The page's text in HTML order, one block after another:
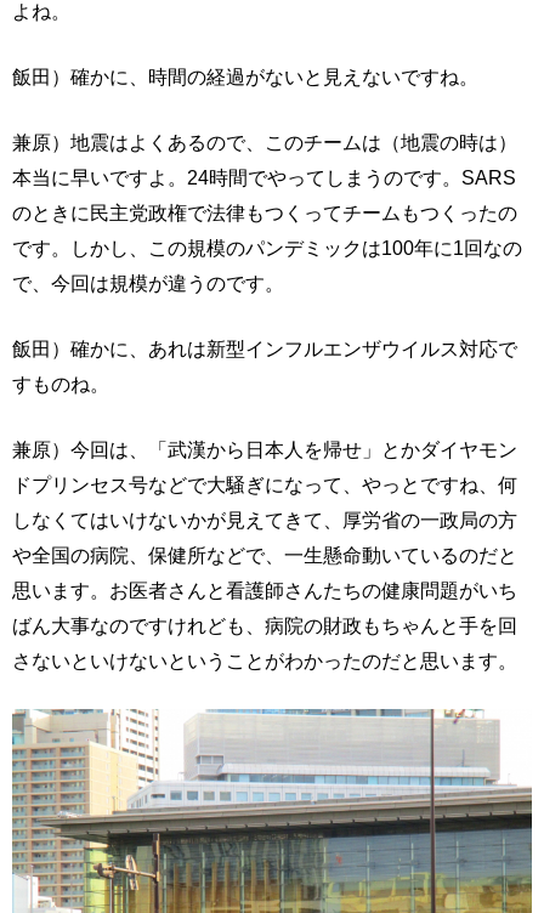
よね。
飯田）確かに、時間の経過がないと見えないですね。
兼原）地震はよくあるので、このチームは（地震の時は）
本当に早いですよ。24時間でやってしまうのです。SARS
のときに民主党政権で法律もつくってチームもつくったの
です。しかし、この規模のパンデミックは100年に1回なの
で、今回は規模が違うのです。
飯田）確かに、あれは新型インフルエンザウイルス対応で
すものね。
兼原）今回は、「武漢から日本人を帰せ」とかダイヤモン
ドプリンセス号などで大騒ぎになって、やっとですね、何
しなくてはいけないかが見えてきて、厚労省の一政局の方
や全国の病院、保健所などで、一生懸命動いているのだと
思います。お医者さんと看護師さんたちの健康問題がいち
ばん大事なのですけれども、病院の財政もちゃんと手を回
さないといけないということがわかったのだと思います。